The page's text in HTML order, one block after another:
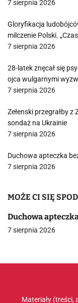
7 sierpnia 2026
Gloryfikacja
milczenie Polski.
7 sierpnia 2026
28-latek znęcał się
ojca wulgarnymi
7 sierpnia 2026
Zełenski przegrałby
sondaż na Ukrainie
7 sierpnia 2026
Duchowa apteczka
7 sierpnia 2026
MOŻE CI SIĘ
Duchowa
7 sierpnia 2026
Materiały (treści,